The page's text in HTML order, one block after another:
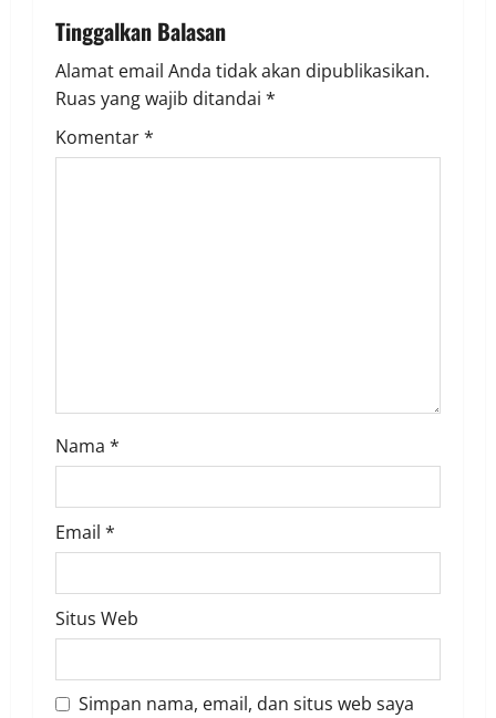
a
v
i
g
Tinggalkan Balasan
Alamat email Anda tidak akan dipublikasikan.
Ruas yang wajib ditandai *
Komentar*
Nama *
Email *
Situs Web
Simpan nama, email, dan situs web saya